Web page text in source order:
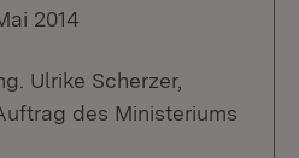
2014
Ulrike Scherzer,
des Ministeriums